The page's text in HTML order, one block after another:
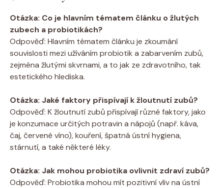
Otázka: Co je hlavním tématem článku o žlutých
zubech a probiotikách?
Odpověď: Hlavním tématem článku je zkoumání
souvislosti mezi užíváním probiotik a zabarvením zubů,
zejména žlutými skvrnami, a to jak ze zdravotního, tak
estetického hlediska.
Otázka: Jaké faktory přispívají k žloutnutí zubů?
Odpověď: K žloutnutí zubů přispívají různé faktory, jako
je konzumace určitých potravin a nápojů (např. káva,
čaj, červené víno), kouření, špatná ústní hygiena,
stárnutí, a také některé léky.
Otázka: Jak mohou probiotika ovlivnit zdraví zubů?
Odpověď: Probiotika mohou mít pozitivní vliv na ústní